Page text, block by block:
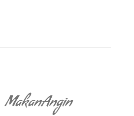
MakanAngin